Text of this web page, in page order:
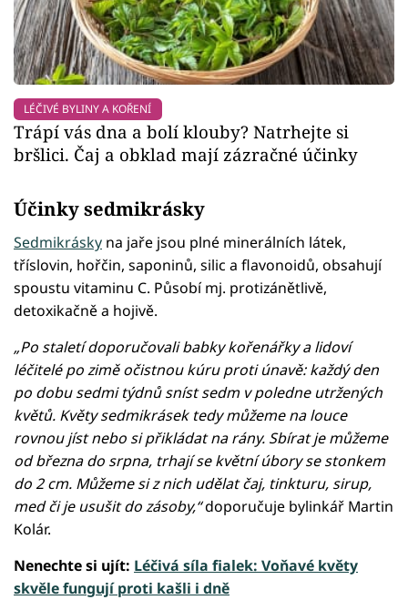
LÉČIVÉ BYLINY A KOŘENÍ
Trápí vás dna a bolí klouby? Natrhejte si
bršlici. Čaj a obklad mají zázračné účinky
Účinky sedmikrásky
Sedmikrásky na jaře jsou plné minerálních látek,
tříslovin, hořčin, saponinů, silic a flavonoidů, obsahují
spoustu vitaminu C. Působí mj. protizánětlivě,
detoxikačně a hojivě.
„Po staletí doporučovali babky kořenářky a lidoví
léčitelé po zimě očistnou kúru proti únavě: každý den
po dobu sedmi týdnů sníst sedm v poledne utržených
květů. Květy sedmikrásek tedy můžeme na louce
rovnou jíst nebo si přikládat na rány. Sbírat je můžeme
od března do srpna, trhají se květní úbory se stonkem
do 2 cm. Můžeme si z nich udělat čaj, tinkturu, sirup,
med či je usušit do zásoby,“doporučuje bylinkář Martin
Kolár.
Nenechte si ujít: Léčivá síla fialek: Voňavé květy
skvěle fungují proti kašli i dně